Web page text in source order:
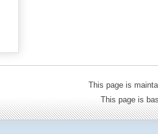
This page is
This page is